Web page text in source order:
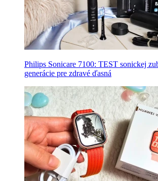
Philips Sonicare 7100: TEST sonickej
generácie pre zdravé ďasná